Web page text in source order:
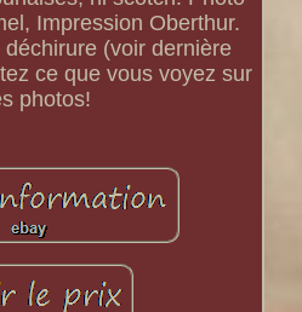
Impression Oberthur.
(voir dernière
ce que vous voyez sur
photos!